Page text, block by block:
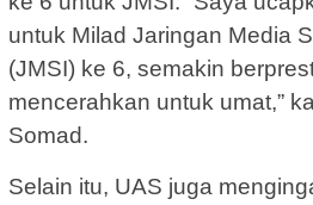
untuk Milad Jaringan Media
(JMSI) ke 6, semakin
mencerahkan untuk umat,”
Somad.
Selain itu, UAS juga